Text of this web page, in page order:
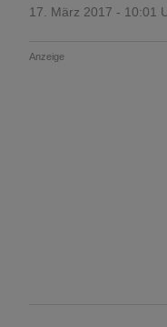
17. März 2017 - 10:01
Anzeige